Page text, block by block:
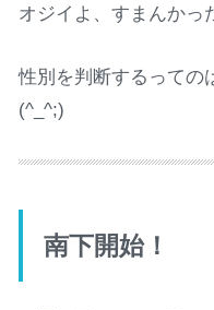
オジイよ、すまんかっ
性別を判断するっての
(^_^;)
南下開始！